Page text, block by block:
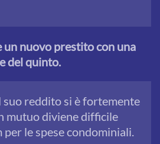
un nuovo prestito con una
del quinto.
reddito si è fortemente
mutuo diviene difficile
le spese condominiali.